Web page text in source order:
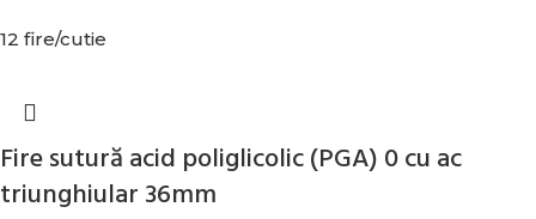
12 fire/cutie
Fire sutură acid poliglicolic (PGA) 0 cu ac
triunghiular 36mm